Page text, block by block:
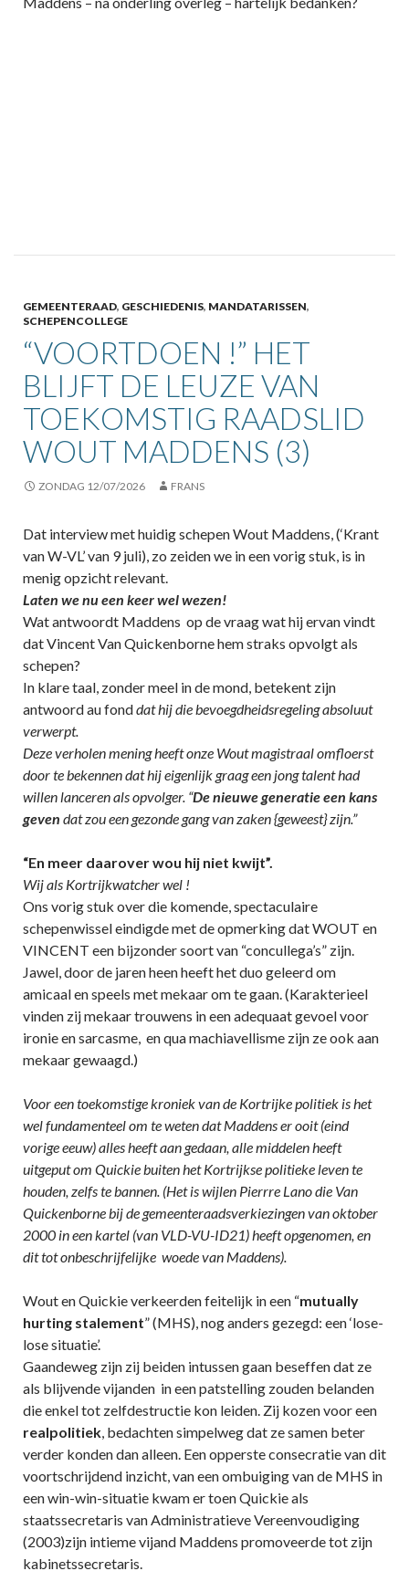
GEMEENTERAAD, GESCHIEDENIS, MANDATARISSEN,
SCHEPENCOLLEGE
“VOORTDOEN !” HET
BLIJFT DE LEUZE VAN
TOEKOMSTIG RAADSLID
WOUT MADDENS (3)
ZONDAG 12/07/2026 FRANS
Dat interview met huidig schepen Wout Maddens, (‘Krant
van W-VL’ van 9 juli), zo zeiden we in een vorig stuk, is in
menig opzicht relevant.
Laten we nu een keer wel wezen!
Wat antwoordt Maddens op de vraag wat hij ervan vindt
dat Vincent Van Quickenborne hem straks opvolgt als
schepen?
In klare taal, zonder meel in de mond, betekent zijn
antwoord au fonddat hij die bevoegdheidsregeling absoluut
verwerpt.
Deze verholen mening heeft onze Wout magistraal omfloerst
door te bekennen dat hij eigenlijk graag een jong talent had
willen lanceren als opvolger. “De nieuwe generatie een kans
geven dat zou een gezonde gang van zaken {geweest} zijn.”
“En meer daarover wou hij niet kwijt”.
Wij als Kortrijkwatcher wel !
Ons vorig stuk over die komende, spectaculaire
schepenwissel eindigde met de opmerking dat WOUT en
VINCENT een bijzonder soort van “concullega’s” zijn.
Jawel, door de jaren heen heeft het duo geleerd om
amicaal en speels met mekaar om te gaan. (Karakterieel
vinden zij mekaar trouwens in een adequaat gevoel voor
ironie en sarcasme, en qua machiavellisme zijn ze ook aan
mekaar gewaagd.)
Voor een toekomstige kroniek van de Kortrijke politiek is het
wel fundamenteel om te weten dat Maddens er ooit (eind
vorige eeuw) alles heeft aan gedaan, alle middelen heeft
uitgeput om Quickie buiten het Kortrijkse politieke leven te
houden, zelfs te bannen. (Het is wijlen Pierrre Lano die Van
Quickenborne bij de gemeenteraadsverkiezingen van oktober
2000 in een kartel (van VLD-VU-ID21) heeft opgenomen, en
dit tot onbeschrijfelijke woede van Maddens).
Wout en Quickie verkeerden feitelijk in een “mutually
hurting stalement” (MHS), nog anders gezegd: een ‘lose-
lose situatie’.
Gaandeweg zijn zij beiden intussen gaan beseffen dat ze
als blijvende vijanden in een patstelling zouden belanden
die enkel tot zelfdestructie kon leiden. Zij kozen voor een
realpolitiek, bedachten simpelweg dat ze samen beter
verder konden dan alleen. Een opperste consecratie van dit
voortschrijdend inzicht, van een ombuiging van de MHS in
een win-win-situatie kwam er toen Quickie als
staatssecretaris van Administratieve Vereenvoudiging
(2003)zijn intieme vijand Maddens promoveerde tot zijn
kabinetssecretaris.